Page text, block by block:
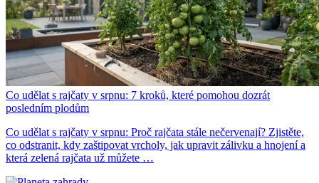
Co udělat s rajčaty v srpnu: 7 kroků, které pomohou dozrát
posledním plodům
Co udělat s rajčaty v srpnu: Proč rajčata stále nečervenají? Zjistěte,
co odstranit, kdy zaštipovat vrcholy, jak upravit zálivku a hnojení a
která zelená rajčata už můžete …